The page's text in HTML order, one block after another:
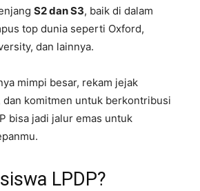
S2 dan S3, baik di dalam
top dunia seperti Oxford,
dan lainnya.
mimpi besar, rekam jejak
dan komitmen untuk berkontribusi
bisa jadi jalur emas untuk
LPDP?